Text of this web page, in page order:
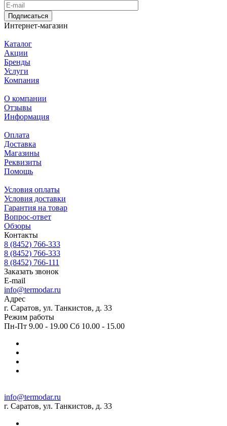
Подписаться
Интернет-магазин
Каталог
Акции
Бренды
Услуги
Компания
О компании
Отзывы
Информация
Оплата
Доставка
Магазины
Реквизиты
Помощь
Условия оплаты
Условия доставки
Гарантия на товар
Вопрос-ответ
Обзоры
Контакты
8 (8452) 766-333
8 (8452) 766-333
8 (8452) 766-111
Заказать звонок
E-mail
info@termodar.ru
Адрес
г. Саратов, ул. Танкистов, д. 33
Режим работы
Пн-Пт 9.00 - 19.00 Сб 10.00 - 15.00
info@termodar.ru
г. Саратов, ул. Танкистов, д. 33